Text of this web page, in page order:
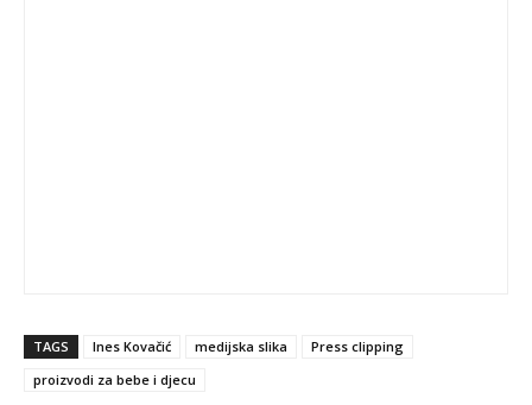
TAGS Ines Kovačić medijska slika
Press clipping
proizvodi za bebe i djecu